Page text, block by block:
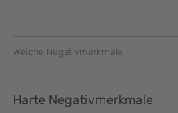
Weiche Negativmerkmale
Harte Negativmerkmale